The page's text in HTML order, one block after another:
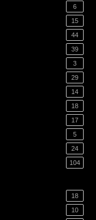
6
15
44
39
3
29
14
18
17
5
24
104
18
10